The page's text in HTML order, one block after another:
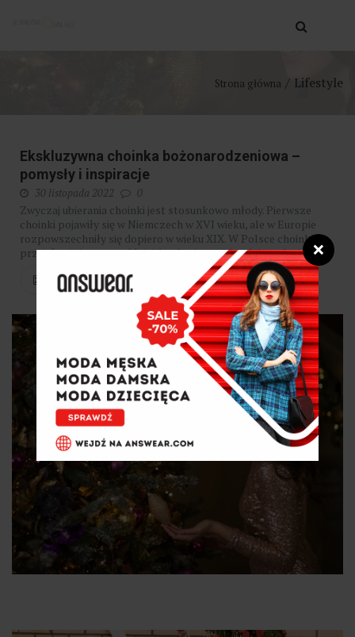
Strona główna Lifestyle
Ekskluzywna choinka bożonarodzeniowa –
pomysły i inspiracje
30 listopada 2022 0
Zwyczaj ubierania choinki jest stosunkowo młody. Pierwsze
choinki pojawiły się w Niemczech w XVI wieku, ale w Europie
rozpowszechniły się dopiero w wieku XIX. W Polsce choinka
przyjęła się jeszcze później, bo dopiero w dwudziestoleciu...
CZYTAJ WIĘCEJ
❌